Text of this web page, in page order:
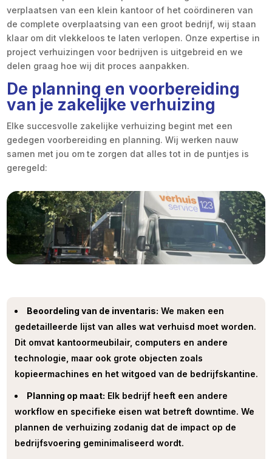
verplaatsen van een klein kantoor of het coördineren van
de complete overplaatsing van een groot bedrijf, wij staan
klaar om dit vlekkeloos te laten verlopen. Onze expertise in
project verhuizingen voor bedrijven is uitgebreid en we
delen graag hoe wij dit proces aanpakken.
De planning en voorbereiding
van je zakelijke verhuizing
Elke succesvolle zakelijke verhuizing begint met een
gedegen voorbereiding en planning. Wij werken nauw
samen met jou om te zorgen dat alles tot in de puntjes is
geregeld:
Beoordeling van de inventaris: We maken een
gedetailleerde lijst van alles wat verhuisd moet worden.
Dit omvat kantoormeubilair, computers en andere
technologie, maar ook grote objecten zoals
kopieermachines en het witgoed van de bedrijfskantine.
Planning op maat: Elk bedrijf heeft een andere
workflow en specifieke eisen wat betreft downtime. We
plannen de verhuizing zodanig dat de impact op de
bedrijfsvoering geminimaliseerd wordt.